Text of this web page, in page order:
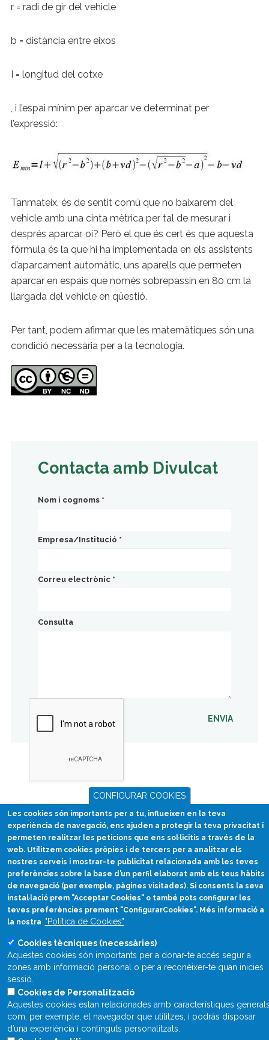
r = radi de gir del vehicle
b = distància entre eixos
I = longitud del cotxe
, i l’espai mínim per aparcar ve determinat per
l’expressió:
Tanmateix, és de sentit comú que no baixarem del
vehicle amb una cinta mètrica per tal de mesurar i
després aparcar, oi? Però el que és cert és que aquesta
fórmula és la que hi ha implementada en els assistents
d’aparcament automàtic, uns aparells que permeten
aparcar en espais que només sobrepassin en 80 cm la
llargada del vehicle en qüestió.
Per tant, podem afirmar que les matemàtiques són una
condició necessària per a la tecnologia.
Contacta amb Divulcat
Nom i cognoms *
Empresa/Institució *
Correu electrònic *
Consulta
ENVIA
Divulgació científica
en català
divulcat@divulcat.cat
Avís legal
Inicia sessió
CONFIGURAR COOKIES
Les cookies són importants per a tu, influeixen en la teva
experiència de navegació, ens ajuden a protegir la teva privacitat i
permeten realitzar les peticions que ens sol·licitis a través de la
web. Utilitzem cookies pròpies i de tercers per a analitzar els
nostres serveis i mostrar-te publicitat relacionada amb les teves
preferències sobre la base d’un perfil elaborat amb els teus hàbits
de navegació (per exemple, pàgines visitades). Si consents la seva
instal·lació prem "Acceptar Cookies" o també pots configurar les
teves preferències prement "ConfigurarCookies". Més informació a
la nostra "Política de Cookies"
Cookies tècniques (necessàries)
Aquestes cookies són importants per a donar-te accés segur a
zones amb informació personal o per a reconèixer-te quan inicies
sessió.
Cookies de Personalització
Aquestes cookies estan relacionades amb característiques
com, per exemple, el navegador que utilitzes, i podràs disposar
d’una experiència i continguts personalitzats.